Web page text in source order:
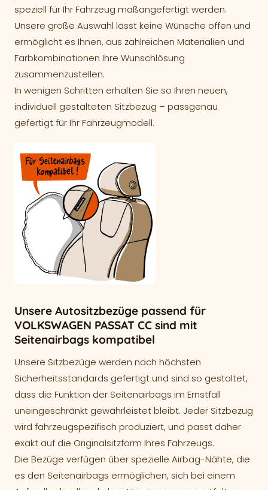
speziell für Ihr Fahrzeug maßangefertigt werden.
Unsere große Auswahl lässt keine Wünsche offen und
ermöglicht es Ihnen, aus zahlreichen Materialien und
Farbkombinationen Ihre Wunschlösung
zusammenzustellen.
In wenigen Schritten erhalten Sie so Ihren neuen,
individuell gestalteten Sitzbezug – passgenau
gefertigt für Ihr Fahrzeugmodell.
Unsere Autositzbezüge passend für
VOLKSWAGEN PASSAT CC sind mit
Seitenairbags kompatibel
Unsere Sitzbezüge werden nach höchsten
Sicherheitsstandards gefertigt und sind so gestaltet,
dass die Funktion der Seitenairbags im Ernstfall
uneingeschränkt gewährleistet bleibt. Jeder Sitzbezug
wird fahrzeugspezifisch produziert, und passt daher
exakt auf die Originalsitzform Ihres Fahrzeugs.
Die Bezüge verfügen über spezielle Airbag-Nähte, die
es den Seitenairbags ermöglichen, sich bei einem